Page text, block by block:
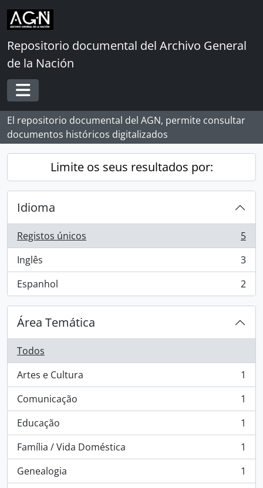
Skip to main content
Repositorio documental del Archivo General
de la Nación
Toggle navigation
El repositorio documental del AGN, permite consultar
documentos históricos digitalizados
Limite os seus resultados por:
Idioma
Registos únicos
, 5 resultados
5
Inglês
, 3 resultados
3
Espanhol
, 2 resultados 2
Área Temática
Todos
Artes e Cultura
, 1 resultados
1
Comunicação
, 1 resultados
1
Educação
, 1 resultados
1
Família / Vida Doméstica
, 1 resultados
1
Genealogia
, 1 resultados
1